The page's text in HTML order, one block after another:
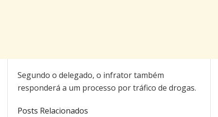
Segundo o delegado, o infrator também
responderá a um processo por tráfico de drogas.
Posts Relacionados